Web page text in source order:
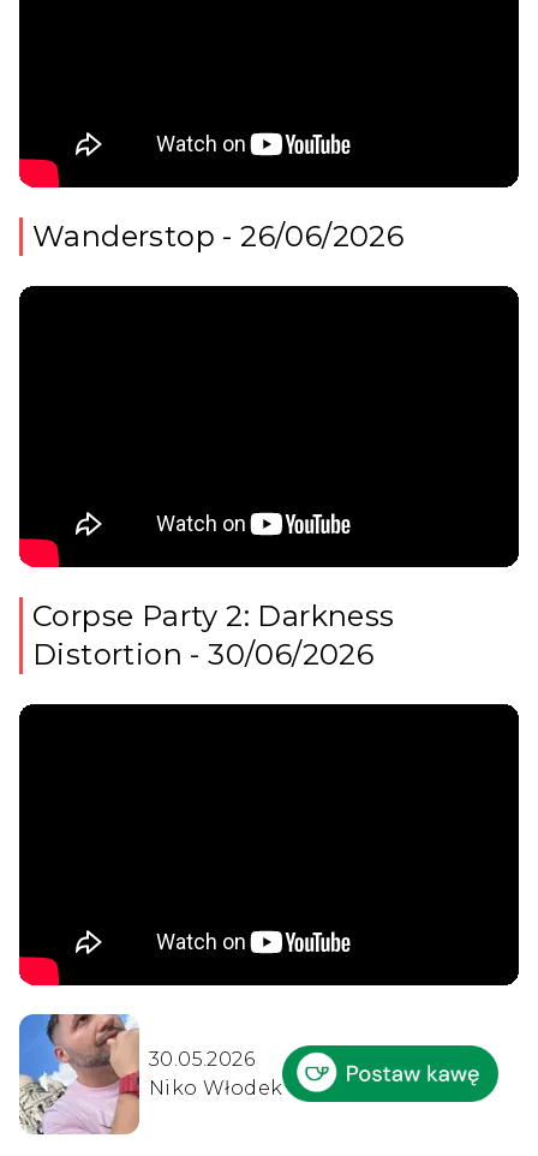
Wanderstop - 26/06/2026
Corpse Party 2: Darkness
Distortion - 30/06/2026
30.05.2026
Niko Włodek